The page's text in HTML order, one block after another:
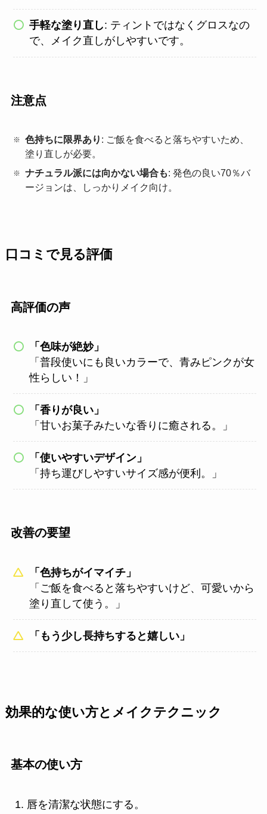
手軽な塗り直し: ティントではなくグロスなの
で、メイク直しがしやすいです。
注意点
色持ちに限界あり : ご飯を食べると落ちやすいため、
塗り直しが必要。
ナチュラル派には向かない場合も: 発色の良い70％バ
ージョンは、しっかりメイク向け。
口コミで見る評価
高評価の声
「色味が絶妙」
「普段使いにも良いカラーで、青みピンクが女
性らしい！」
「香りが良い」
「甘いお菓子みたいな香りに癒される。」
「使いやすいデザイン」
「持ち運びしやすいサイズ感が便利。」
改善の要望
「色持ちがイマイチ」
「ご飯を食べると落ちやすいけど、可愛いから
塗り直して使う。」
「もう少し長持ちすると嬉しい」
効果的な使い方とメイクテクニック
基本の使い方
唇を清潔な状態にする。